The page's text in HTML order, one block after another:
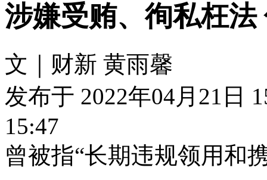
涉嫌受贿、徇私枉
文｜财新 黄雨馨
发布于 2022年04月21日
15:47
曾被指“长期违规领用和